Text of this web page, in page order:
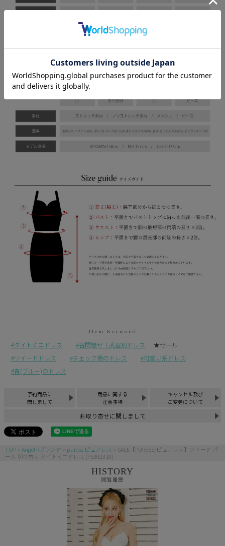
タイトミニドレス 谷間魅せ｜武器別ドレス
★セール
ツイードドレス
チェック柄のドレス
可愛い系ドレス
青(ブルー)のドレス
予約商品に
関しまして
商品に関する
注意事項
キャンセル及び
ご変更について
お取り寄せに関しまして
TOP Angel Rブランド puress ピュアレス
SALE【PURESS/ピュアレス】ツイード パ
ール 切り替え タイトミニドレス (PS302310)
HISTORY
閲覧履歴